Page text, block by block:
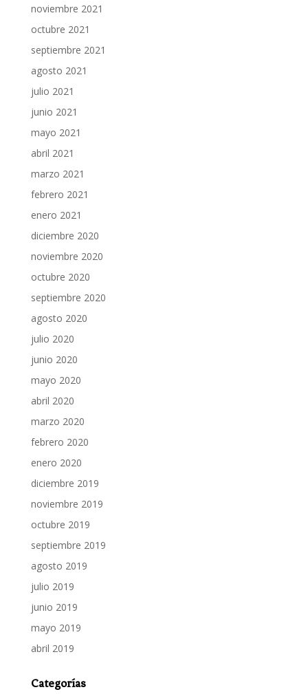
noviembre 2021
octubre 2021
septiembre 2021
agosto 2021
julio 2021
junio 2021
mayo 2021
abril 2021
marzo 2021
febrero 2021
enero 2021
diciembre 2020
noviembre 2020
octubre 2020
septiembre 2020
agosto 2020
julio 2020
junio 2020
mayo 2020
abril 2020
marzo 2020
febrero 2020
enero 2020
diciembre 2019
noviembre 2019
octubre 2019
septiembre 2019
agosto 2019
julio 2019
junio 2019
mayo 2019
abril 2019
Categorías